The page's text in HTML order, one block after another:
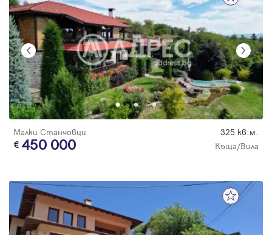
Малки Станчовци 325 кв.м.
450 000 Къща/Вила